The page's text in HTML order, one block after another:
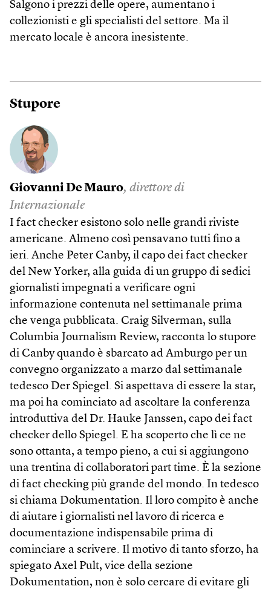
Salgono i prezzi delle opere, aumentano i
collezionisti e gli specialisti del settore. Ma il
mercato locale è ancora inesistente.
Stupore
Giovanni De Mauro, direttore di
Internazionale
I fact checker esistono solo nelle grandi riviste
americane. Almeno così pensavano tutti fino a
ieri. Anche Peter Canby, il capo dei fact checker
del New Yorker, alla guida di un gruppo di sedici
giornalisti impegnati a verificare ogni
informazione contenuta nel settimanale prima
che venga pubblicata. Craig Silverman, sulla
Columbia Journalism Review, racconta lo stupore
di Canby quando è sbarcato ad Amburgo per un
convegno organizzato a marzo dal settimanale
tedesco Der Spiegel. Si aspettava di essere la star,
ma poi ha cominciato ad ascoltare la conferenza
introduttiva del Dr. Hauke Janssen, capo dei fact
checker dello Spiegel. E ha scoperto che lì ce ne
sono ottanta, a tempo pieno, a cui si aggiungono
una trentina di collaboratori part time. È la sezione
di fact checking più grande del mondo. In tedesco
si chiama Dokumentation. Il loro compito è anche
di aiutare i giornalisti nel lavoro di ricerca e
documentazione indispensabile prima di
cominciare a scrivere. Il motivo di tanto sforzo, ha
spiegato Axel Pult, vice della sezione
Dokumentation, non è solo cercare di evitare gli